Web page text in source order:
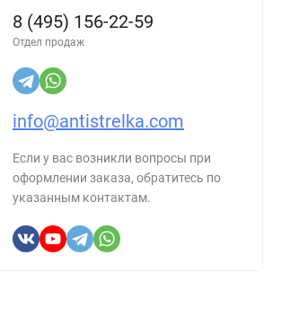
В корзину
Купить в 1 клик
8 (495) 156-22-59
Отдел продаж
info@antistrelka.com
Если у вас возникли вопросы при
оформлении заказа, обратитесь по
указанным контактам.